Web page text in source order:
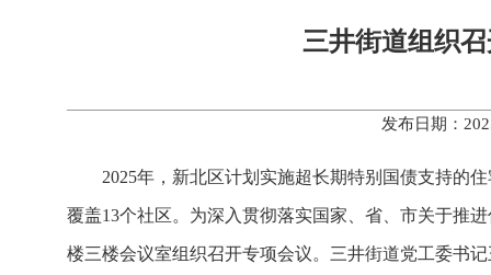
三井街道组织
发布日期：
2025年，新北区计划实施超长期特别国债支持的
覆盖13个社区。为深入贯彻落实国家、省、市关于推
楼三楼会议室组织召开专项会议。三井街道党工委书